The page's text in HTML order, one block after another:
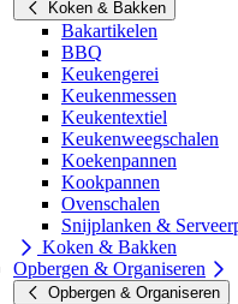
Koken & Bakken
Bakartikelen
BBQ
Keukengerei
Keukenmessen
Keukentextiel
Keukenweegschalen
Koekenpannen
Kookpannen
Ovenschalen
Snijplanken &
Koken & Bakken
Opbergen & Organiseren
Opbergen & Organiseren